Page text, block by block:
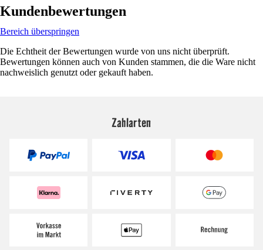
Kundenbewertungen
Bereich überspringen
Die Echtheit der Bewertungen wurde von uns nicht überprüft.
Bewertungen können auch von Kunden stammen, die die Ware nicht
nachweislich genutzt oder gekauft haben.
Zahlarten